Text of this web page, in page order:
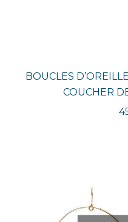
BOUCLES
COUCHER